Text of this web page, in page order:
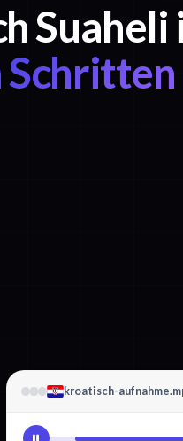
Suaheli
Schritten
kroatisch-